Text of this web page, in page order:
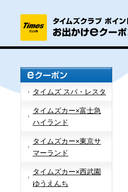
タイムズ スパ・レスタ
タイムズカー×富士急
ハイランド
タイムズカー×東京サ
マーランド
タイムズカー×西武園
ゆうえんち